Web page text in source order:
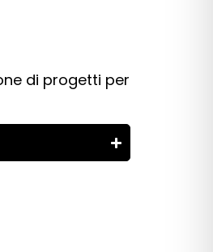
di progetti per